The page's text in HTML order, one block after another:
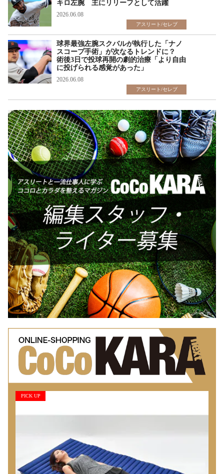
キロ左腕 主にリリーフとして活躍
2026.06.08
アスリート/セレブ
球界最強左腕スクバルが執行した「ナノ
スコープ手術」が次なるトレンドに？
術後3日で投球再開の劇的治療「より自由
に投げられる感覚があった」
2026.06.08
アスリート/セレブ
PICK UP